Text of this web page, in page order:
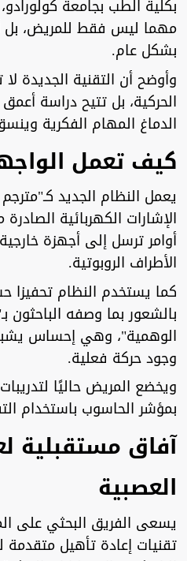
بكلية الطب بجامعة
مهما ليس فقط للمريض، بل
بشكل عام.
وأوضح أن التقنية الجديدة
الحركية، بل تتيح دراسة
الدماغ المهام الفكرية
كيف تعمل
يعمل النظام الجديد
الإشارات الكهربائية
أوامر ترسل إلى أجهزة
الأطراف الروبوتية.
كما يستخدم النظام تحفيزا
بالشعور بما وصفه الباحثون
الوهمية"، وهي إحساس
وجود حركة فعلية.
ويخضع المريض حاليًا
بمؤشر الحاسوب باستخدام
آفاق مستقبلية
العصبية
يسعى الفريق البحثي على
تقنيات إعادة تأهيل متقدمة